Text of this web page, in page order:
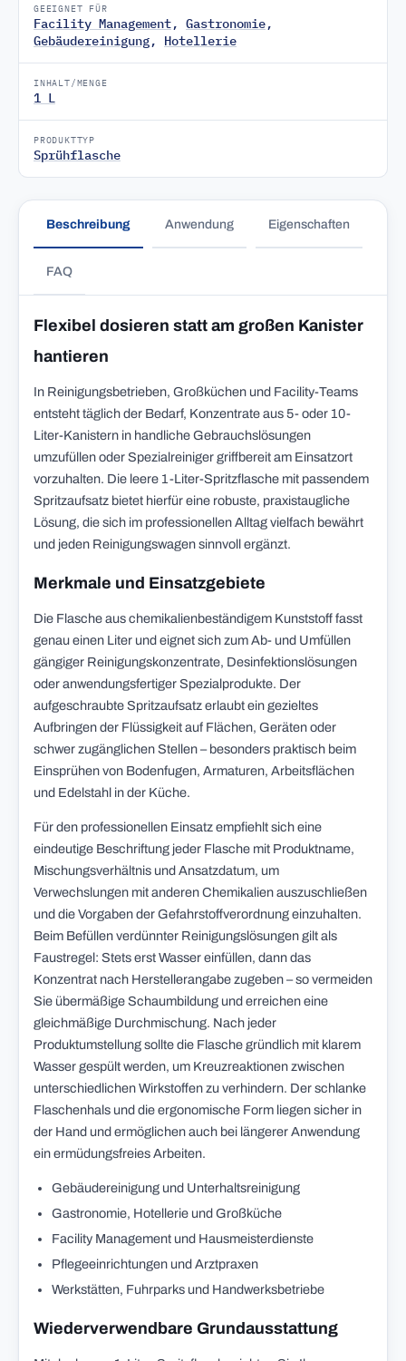
GEEIGNET FÜR
Facility Management, Gastronomie,
Gebäudereinigung, Hotellerie
INHALT/MENGE
1 L
PRODUKTTYP
Sprühflasche
Beschreibung Anwendung Eigenschaften
FAQ
Flexibel dosieren statt am großen Kanister
hantieren
In Reinigungsbetrieben, Großküchen und Facility-Teams
entsteht täglich der Bedarf, Konzentrate aus 5- oder 10-
Liter-Kanistern in handliche Gebrauchslösungen
umzufüllen oder Spezialreiniger griffbereit am Einsatzort
vorzuhalten. Die leere 1-Liter-Spritzflasche mit passendem
Spritzaufsatz bietet hierfür eine robuste, praxistaugliche
Lösung, die sich im professionellen Alltag vielfach bewährt
und jeden Reinigungswagen sinnvoll ergänzt.
Merkmale und Einsatzgebiete
Die Flasche aus chemikalienbeständigem Kunststoff fasst
genau einen Liter und eignet sich zum Ab- und Umfüllen
gängiger Reinigungskonzentrate, Desinfektionslösungen
oder anwendungsfertiger Spezialprodukte. Der
aufgeschraubte Spritzaufsatz erlaubt ein gezieltes
Aufbringen der Flüssigkeit auf Flächen, Geräten oder
schwer zugänglichen Stellen – besonders praktisch beim
Einsprühen von Bodenfugen, Armaturen, Arbeitsflächen
und Edelstahl in der Küche.
Für den professionellen Einsatz empfiehlt sich eine
eindeutige Beschriftung jeder Flasche mit Produktname,
Mischungsverhältnis und Ansatzdatum, um
Verwechslungen mit anderen Chemikalien auszuschließen
und die Vorgaben der Gefahrstoffverordnung einzuhalten.
Beim Befüllen verdünnter Reinigungslösungen gilt als
Faustregel: Stets erst Wasser einfüllen, dann das
Konzentrat nach Herstellerangabe zugeben – so vermeiden
Sie übermäßige Schaumbildung und erreichen eine
gleichmäßige Durchmischung. Nach jeder
Produktumstellung sollte die Flasche gründlich mit klarem
Wasser gespült werden, um Kreuzreaktionen zwischen
unterschiedlichen Wirkstoffen zu verhindern. Der schlanke
Flaschenhals und die ergonomische Form liegen sicher in
der Hand und ermöglichen auch bei längerer Anwendung
ein ermüdungsfreies Arbeiten.
Gebäudereinigung und Unterhaltsreinigung
Gastronomie, Hotellerie und Großküche
Facility Management und Hausmeisterdienste
Pflegeeinrichtungen und Arztpraxen
Werkstätten, Fuhrparks und Handwerksbetriebe
Wiederverwendbare Grundausstattung